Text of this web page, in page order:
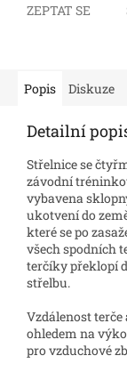
ZEPTAT SE
Popis Diskuze
Detailní
Střelnice se
závodní
vybavena
ukotvení do
které se po
všech spodních
terčíky překlopí
střelbu.
Vzdálenost terče
ohledem na
pro vzduchové